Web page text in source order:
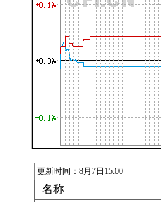
更新时间：8月7日15:00
名称